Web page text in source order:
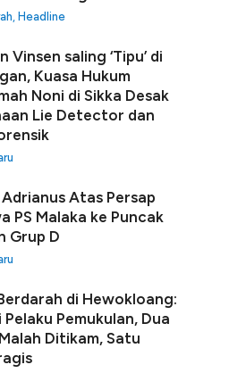
, Headline
Vinsen saling ‘Tipu’ di
Kuasa Hukum
Noni di Sikka Desak
Lie Detector dan
Atas Persap
PS Malaka ke Puncak
Grup D
di Hewokloang:
Pemukulan, Dua
Ditikam, Satu